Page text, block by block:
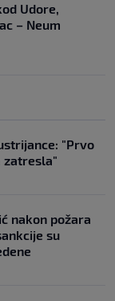
Udore,
– Neum
"Prvo
zatresla"
nakon požara
su